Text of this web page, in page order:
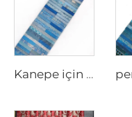
Kanepe için Dekoratif Atkı Yastıkları ve Şık Perde Kumaşı